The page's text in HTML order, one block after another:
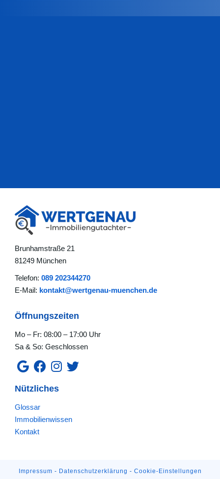
Brunhamstraße 21
81249 München
Telefon: 089 202344270
E-Mail: kontakt@wertgenau-muenchen.de
Öffnungszeiten
Mo – Fr: 08:00 – 17:00 Uhr
Sa & So: Geschlossen
Nützliches
Glossar
Immobilienwissen
Kontakt
Impressum - Datenschutzerklärung - Cookie-Einstellungen